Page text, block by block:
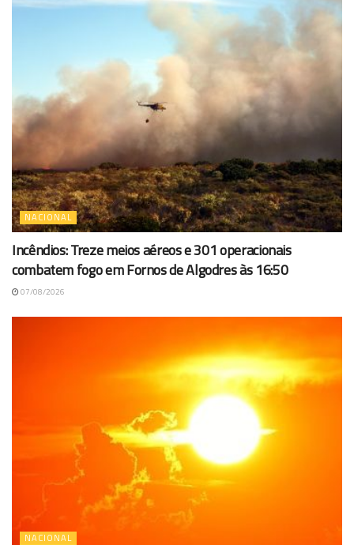
NACIONAL
Incêndios: Treze meios aéreos e 301 operacionais
combatem fogo em Fornos de Algodres às 16:50
07/08/2026
NACIONAL